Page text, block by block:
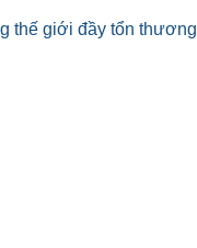
thế giới đầy tổn thương